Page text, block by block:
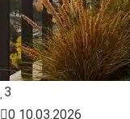
3
0 10.03.2026